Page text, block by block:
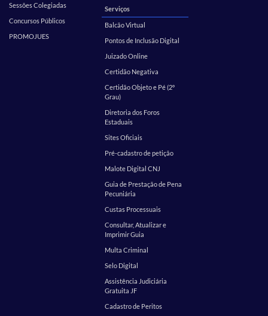
Sessões Colegiadas
Concursos Públicos
PROMOJUES
Serviços
Balcão Virtual
Pontos de Inclusão Digital
Juizado Online
Certidão Negativa
Certidão Objeto e Pé (2º
Grau)
Diretoria dos Foros
Estaduais
Sites Oficiais
Pré-cadastro de petição
Malote Digital CNJ
Guia de Prestação de Pena
Pecuniária
Custas Processuais
Consultar, Atualizar e
Imprimir Guia
Multa Criminal
Selo Digital
Assistência Judiciária
Gratuita JF
Cadastro de Peritos